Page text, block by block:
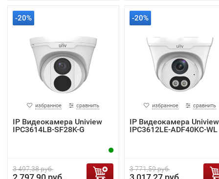
-20%
избранное сравнить
IP Видеокамера Uniview
IPC3614LB-SF28K-G
3 497,38 руб.
-20%
избранное сравнить
IP Видеокамера Uniview
IPC3612LE-ADF40KC-WL
3 771,59 руб.